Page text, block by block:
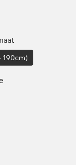
190cm)